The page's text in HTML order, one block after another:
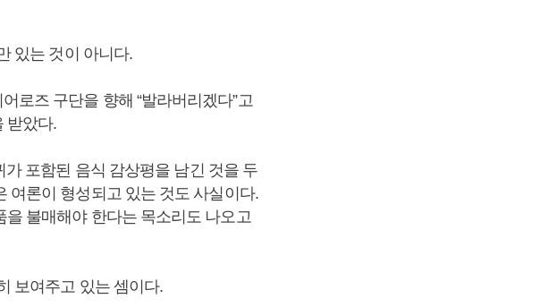
있는 것이 아니다.
로즈 구단을 향해 “발라버리겠다”고
받았다.
가 포함된 음식 감상평을 남긴 것을 두
여론이 형성되고 있는 것도 사실이다.
불매해야 한다는 목소리도 나오고
보여주고 있는 셈이다.